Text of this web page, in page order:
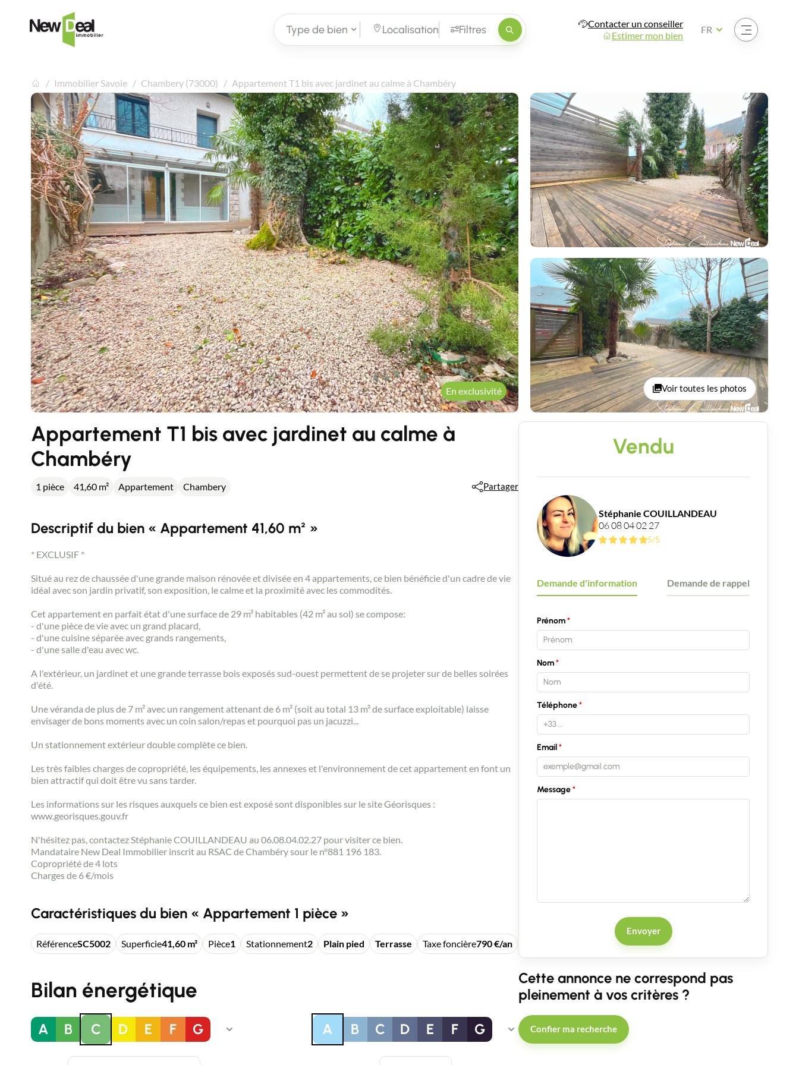
Type de bien Localisation Filtres
Contacter un conseiller
Estimer mon bien
Ouvrir le menu
FR
Recrutement
Immobilier Savoie Chambery (73000) Appartement T1 bis avec jardinet au calme à Chambéry
Voir toutes les photos
En exclusivité
Appartement T1 bis avec jardinet au calme à
Chambéry
1 pièce 41,60 m² Appartement Chambery Partager
Descriptif du bien « Appartement 41,60 m² »
* EXCLUSIF *
Situé au rez de chaussée d'une grande maison rénovée et divisée en 4 appartements, ce bien bénéficie d'un cadre de vie
idéal avec son jardin privatif, son exposition, le calme et la proximité avec les commodités.
Cet appartement en parfait état d'une surface de 29 m² habitables (42 m² au sol) se compose:
- d'une pièce de vie avec un grand placard,
- d'une cuisine séparée avec grands rangements,
- d'une salle d'eau avec wc.
A l'extérieur, un jardinet et une grande terrasse bois exposés sud-ouest permettent de se projeter sur de belles soirées
d'été.
Une véranda de plus de 7 m² avec un rangement attenant de 6 m² (soit au total 13 m² de surface exploitable) laisse
envisager de bons moments avec un coin salon/repas et pourquoi pas un jacuzzi...
Un stationnement extérieur double complète ce bien.
Les très faibles charges de copropriété, les équipements, les annexes et l'environnement de cet appartement en font un
bien attractif qui doit être vu sans tarder.
Les informations sur les risques auxquels ce bien est exposé sont disponibles sur le site Géorisques :
www.georisques.gouv.fr
N'hésitez pas, contactez Stéphanie COUILLANDEAU au 06.08.04.02.27 pour visiter ce bien.
Mandataire New Deal Immobilier inscrit au RSAC de Chambéry sour le n°881 196 183.
Copropriété de 4 lots
Charges de 6 €/mois
Caractéristiques du bien « Appartement 1 pièce »
RéférenceSC5002 Superficie41,60 m² Pièce1 Stationnement2 Plain pied Terrasse Taxe foncière790 €/an
Bilan énergétique
A B C D E F G A B C D E F G
Vendu
Stéphanie COUILLANDEAU
06 08 04 02 27
5/5
Demande d'information Demande de rappel
Prénom
Nom
Téléphone
Email
Message
Envoyer
Cette annonce ne correspond pas
pleinement à vos critères ?
Confier ma recherche